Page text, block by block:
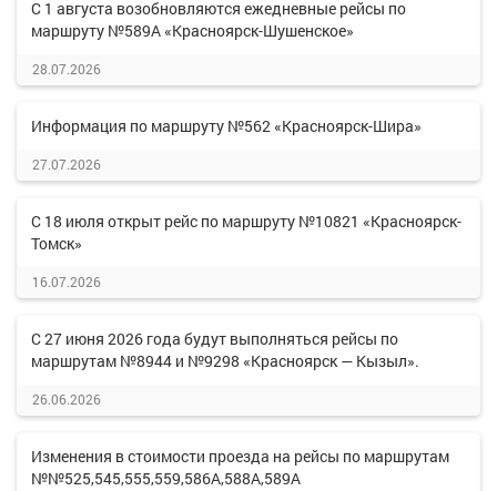
С 1 августа возобновляются ежедневные рейсы по
маршруту №589А «Красноярск-Шушенское»
28.07.2026
Информация по маршруту №562 «Красноярск-Шира»
27.07.2026
С 18 июля открыт рейс по маршруту №10821 «Красноярск-
Томск»
16.07.2026
С 27 июня 2026 года будут выполняться рейсы по
маршрутам №8944 и №9298 «Красноярск — Кызыл».
26.06.2026
Изменения в стоимости проезда на рейсы по маршрутам
№№525,545,555,559,586А,588А,589А